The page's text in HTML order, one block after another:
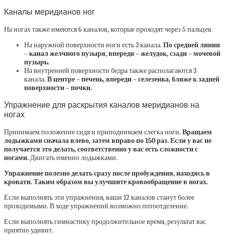
Каналы меридианов ног
На ногах также имеются 6 каналов, которые проходят через 5 пальцев.
На наружной поверхности ноги есть 3 канала. По средней линии
– канал желчного пузыря, впереди – желудок, сзади – мочевой
пузырь.
На внутренней поверхности бедра также располагаются 3
канала. В центре – печень, впереди – селезенка, ближе к задней
поверхности – почки.
Упражнение для раскрытия каналов меридианов на
ногах
Принимаем положение сидя и приподнимаем слегка ноги. Вращаем
лодыжками сначала влево, затем вправо по 150 раз. Если у вас не
получается это делать, соответственно у вас есть сложности с
ногами.Двигать именно лодыжками.
Упражнение полезно делать сразу после пробуждения, находясь в
кровати. Таким образом вы улучшите кровообращение в ногах.
Если выполнять эти упражнения, ваши 12 каналов станут более
проходимыми. В ходе упражнений возможно потоотделение.
Если выполнять гимнастику продолжительное время, результат вас
приятно удивит.